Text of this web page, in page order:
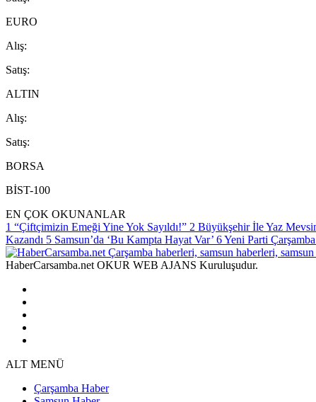
EURO
Alış:
Satış:
ALTIN
Alış:
Satış:
BORSA
BİST-100
EN ÇOK OKUNANLAR
1 “Çiftçimizin Emeği Yine Yok Sayıldı!” 2 Büyükşehir İle Yaz
Kazandı 5 Samsun’da ‘Bu Kampta Hayat Var’ 6Yeni Parti
HaberCarsamba.net OKUR WEB AJANS Kuruluşudur.
ALT MENÜ
Çarşamba Haber